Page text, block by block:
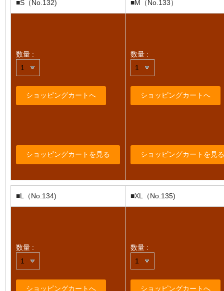
■S（No.132) ■M（No.133）
数量 : 数量 :
■L（No.134) ■XL（No.135)
数量 : 数量 :